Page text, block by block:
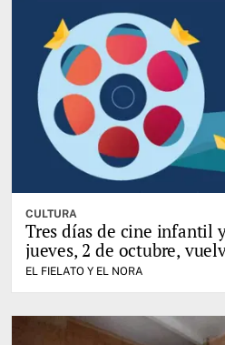
CULTURA
Tres días de cine infantil
jueves, 2 de octubre,
EL FIELATO Y EL NORA